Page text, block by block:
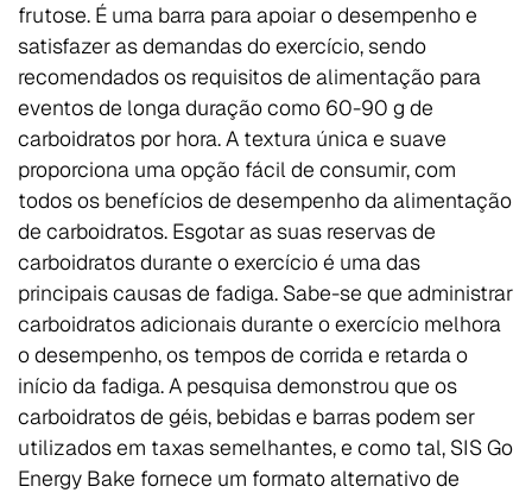
frutose. É uma barra para apoiar o desempenho e
satisfazer as demandas do exercício, sendo
recomendados os requisitos de alimentação para
eventos de longa duração como 60-90 g de
carboidratos por hora. A textura única e suave
proporciona uma opção fácil de consumir, com
todos os benefícios de desempenho da alimentação
de carboidratos. Esgotar as suas reservas de
carboidratos durante o exercício é uma das
principais causas de fadiga. Sabe-se que administrar
carboidratos adicionais durante o exercício melhora
o desempenho, os tempos de corrida e retarda o
início da fadiga. A pesquisa demonstrou que os
carboidratos de géis, bebidas e barras podem ser
utilizados em taxas semelhantes, e como tal, SIS Go
Energy Bake fornece um formato alternativo de